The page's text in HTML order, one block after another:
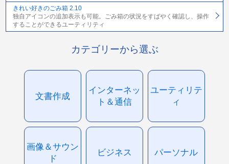
きれい好きのごみ箱 2.10
独自アイコンの追加表示も可能。ごみ箱の状況をすばやく確認し、操作
することができるユーティリティ
カテゴリーから選ぶ
文書作成
インターネッ
ト＆通信
ユーティリテ
ィ
画像＆サウン
ド
ビジネス パーソナル